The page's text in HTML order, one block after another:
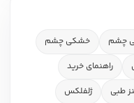
چشم
خشکی چشم
راهنمای خرید
طبی
ژلفلکس